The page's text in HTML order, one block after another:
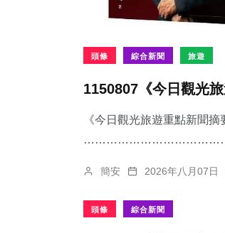
頭條 綜合新聞 旅遊
1150807《今日觀光
《今日觀光旅遊重點新聞
……………………………………… 1.
簡安 2026年八月07日
頭條 綜合新聞